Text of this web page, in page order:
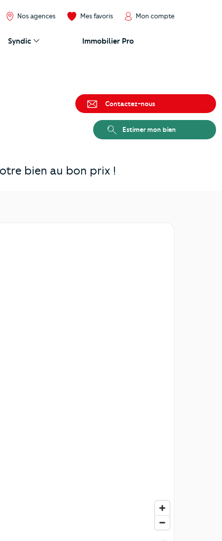
Nos agences Mes favoris Mon compte
Syndic Immobilier Pro
bien au bon prix !
Contactez-nous
Estimer mon bien